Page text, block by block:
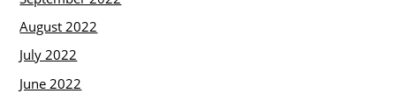
August 2022
July 2022
June 2022